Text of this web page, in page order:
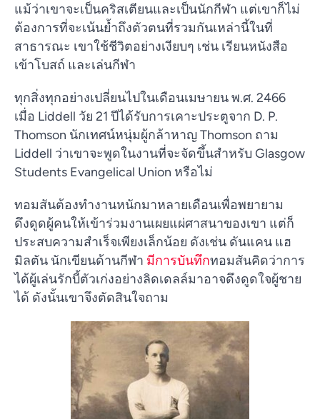
แม้ว่าเขาจะเป็นคริสเตียนและเป็นนักกีฬา แต่เขาก็ไม่
ต้องการที่จะเน้นย้ำถึงตัวตนที่รวมกันเหล่านี้ในที่
สาธารณะ เขาใช้ชีวิตอย่างเงียบๆ เช่น เรียนหนังสือ
เข้าโบสถ์ และเล่นกีฬา
ทุกสิ่งทุกอย่างเปลี่ยนไปในเดือนเมษายน พ.ศ. 2466
เมื่อ Liddell วัย 21 ปีได้รับการเคาะประตูจาก D. P.
Thomson นักเทศน์หนุ่มผู้กล้าหาญ Thomson ถาม
Liddell ว่าเขาจะพูดในงานที่จะจัดขึ้นสำหรับ Glasgow
Students Evangelical Union หรือไม่
ทอมสันต้องทำงานหนักมาหลายเดือนเพื่อพยายาม
ดึงดูดผู้คนให้เข้าร่วมงานเผยแผ่ศาสนาของเขา แต่ก็
ประสบความสำเร็จเพียงเล็กน้อย ดังเช่น ดันแคน แฮ
มิลตัน นักเขียนด้านกีฬา มีการบันทึกทอมสันคิดว่าการ
ได้ผู้เล่นรักบี้ตัวเก่งอย่างลิดเดลล์มาอาจดึงดูดใจผู้ชาย
ได้ ดังนั้นเขาจึงตัดสินใจถาม